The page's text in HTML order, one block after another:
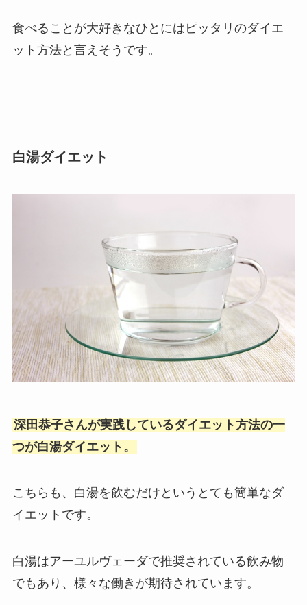
食べることが大好きなひとにはピッタリのダイエ
ット方法と言えそうです。
白湯ダイエット
深田恭子さんが実践しているダイエット方法の一
つが白湯ダイエット。
こちらも、白湯を飲むだけというとても簡単なダ
イエットです。
白湯はアーユルヴェーダで推奨されている飲み物
でもあり、様々な働きが期待されています。